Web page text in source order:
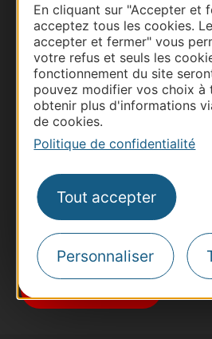
En cliquant sur "Accepter et
acceptez tous les cookies.
accepter et fermer" vous
votre refus et seuls les
fonctionnement du site
pouvez modifier vos choix à
obtenir plus d'informations
de cookies.
Politique de confidentialité
Tout accepter
Personnaliser
Thermalisme
Business/Mice
Pros d'Occitanie
Site presse et d'influence
Voyagistes
Destination Sport
Inscrivez-vous à la lettre
Destination Occitanie pour
suggestions de séjours, de